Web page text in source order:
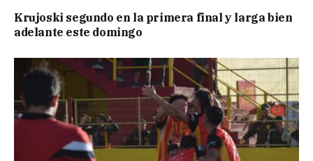
Krujoski segundo en la primera final y larga bien
adelante este domingo